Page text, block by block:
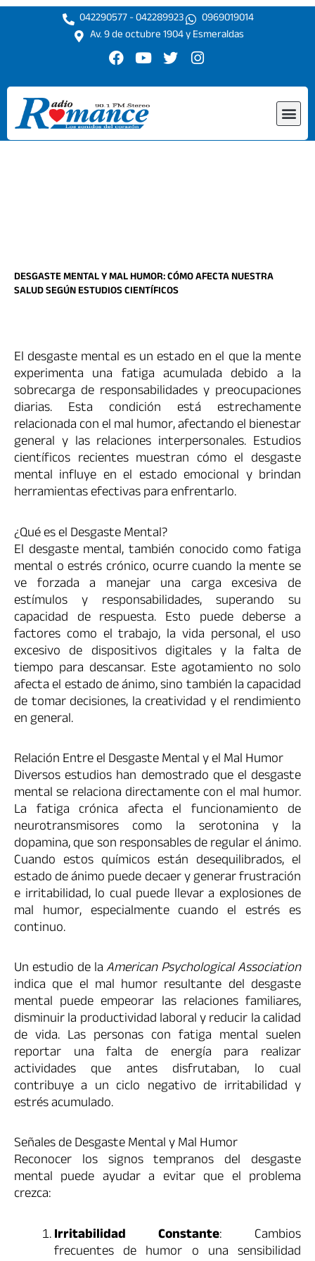
Ir
042290577 - 042289923
0969019014
Av. 9 de octubre 1904 y Esmeraldas
F
c
e
b
o
o
Y
u
t
u
b
e
T
i
r
I
s
r
DESGASTE MENTAL Y MAL HUMOR: CÓMO AFECTA NUESTRA
SALUD SEGÚN ESTUDIOS CIENTÍFICOS
El desgaste mental es un estado en el que la mente
experimenta una fatiga acumulada debido a la
sobrecarga de responsabilidades y preocupaciones
diarias. Esta condición está estrechamente
relacionada con el mal humor, afectando el bienestar
general y las relaciones interpersonales. Estudios
científicos recientes muestran cómo el desgaste
mental influye en el estado emocional y brindan
herramientas efectivas para enfrentarlo.
¿Qué es el Desgaste Mental?
El desgaste mental, también conocido como fatiga
mental o estrés crónico, ocurre cuando la mente se
ve forzada a manejar una carga excesiva de
estímulos y responsabilidades, superando su
capacidad de respuesta. Esto puede deberse a
factores como el trabajo, la vida personal, el uso
excesivo de dispositivos digitales y la falta de
tiempo para descansar. Este agotamiento no solo
afecta el estado de ánimo, sino también la capacidad
de tomar decisiones, la creatividad y el rendimiento
en general.
Relación Entre el Desgaste Mental y el Mal Humor
Diversos estudios han demostrado que el desgaste
mental se relaciona directamente con el mal humor.
La fatiga crónica afecta el funcionamiento de
neurotransmisores como la serotonina y la
dopamina, que son responsables de regular el ánimo.
Cuando estos químicos están desequilibrados, el
estado de ánimo puede decaer y generar frustración
e irritabilidad, lo cual puede llevar a explosiones de
mal humor, especialmente cuando el estrés es
continuo.
Un estudio de laAmerican Psychological Association
indica que el mal humor resultante del desgaste
mental puede empeorar las relaciones familiares,
disminuir la productividad laboral y reducir la calidad
de vida. Las personas con fatiga mental suelen
reportar una falta de energía para realizar
actividades que antes disfrutaban, lo cual
contribuye a un ciclo negativo de irritabilidad y
estrés acumulado.
Señales de Desgaste Mental y Mal Humor
Reconocer los signos tempranos del desgaste
mental puede ayudar a evitar que el problema
crezca:
Irritabilidad Constante: Cambios
frecuentes de humor o una sensibilidad